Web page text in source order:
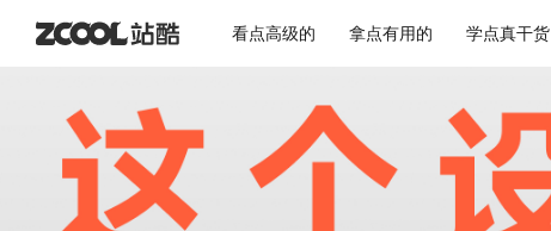
看点高级的 拿点有用的 学点真干货